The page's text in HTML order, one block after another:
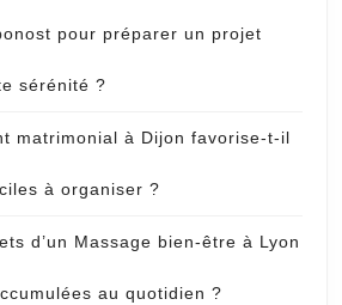
pour préparer un projet
sérénité ?
matrimonial à Dijon favorise-t-il
à organiser ?
d’un Massage bien-être à Lyon
au quotidien ?